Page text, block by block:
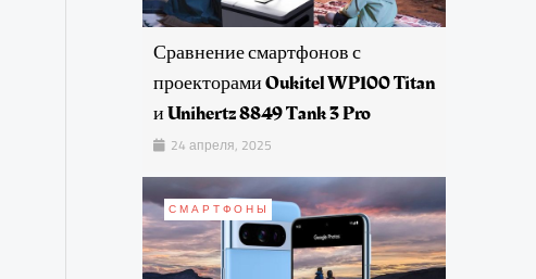
Сравнение смартфонов с
проекторами Oukitel WP100 Titan
и Unihertz 8849 Tank 3 Pro
24 апреля, 2025
СМАРТФОНЫ